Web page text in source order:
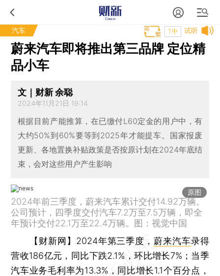
汽车 试听
T中
蔚来汽车即将推出第三品牌 定位精
品小车
文｜财新 余聪
2024年11月21日 19:14
根据目前产能推算，在已缴付L60定金的用户中，有
大约50%到60%要等到2025年才能提车。国家报废
更新、各地置换补贴政策是否按原计划在2024年底结
束，会对这些用户产生影响
原图
2024年前三季度，蔚来汽车累计交付14.92万辆。
公司预计，四季度交付汽车7.2万至7.5万辆，即全
年预计交付22.1万至22.4万辆。图：视觉中国
【财新网】 2024年第三季度，蔚来汽车录得
营收186亿元，同比下跌2.1%，环比增长7%；当季
汽车业务毛利率为13.3%，同比增长1.1个百分点，